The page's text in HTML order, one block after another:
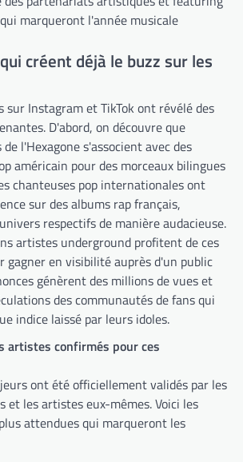
marqueront l'année musicale
créent déjà le buzz sur les
sur Instagram et TikTok ont révélé des
D'abord, on découvre que
l'Hexagone s'associent avec des
américain pour des morceaux bilingues
chanteuses pop internationales ont
sur des albums rap français,
respectifs de manière audacieuse.
artistes underground profitent de ces
gagner en visibilité auprès d'un public
génèrent des millions de vues et
des communautés de fans qui
indice laissé par leurs idoles.
artistes confirmés pour ces
ont été officiellement validés par les
et les artistes eux-mêmes. Voici les
attendues qui marqueront les